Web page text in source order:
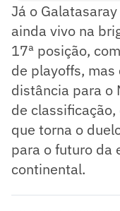
Já o
ainda vivo na
17ª posição,
de playoffs,
distância para o
de
que torna o
para o futuro da
continental.